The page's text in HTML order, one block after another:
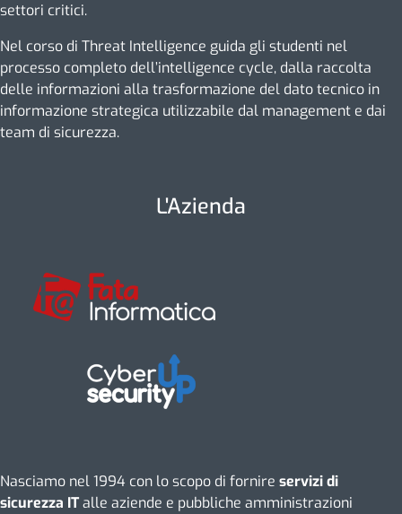
settori critici.
Nel corso di Threat Intelligence guida gli studenti nel
processo completo dell’intelligence cycle, dalla raccolta
delle informazioni alla trasformazione del dato tecnico in
informazione strategica utilizzabile dal management e dai
team di sicurezza.
L'Azienda
Nasciamo nel 1994 con lo scopo di fornire servizi di
sicurezza ITalle aziende e pubbliche amministrazioni